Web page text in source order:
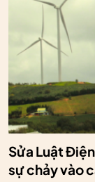
Sửa Luật
sự chảy vào